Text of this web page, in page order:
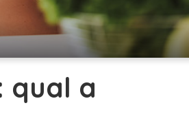
qual a